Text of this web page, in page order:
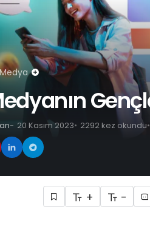
20 Kasım 2023 2292 kez okundu
+ -